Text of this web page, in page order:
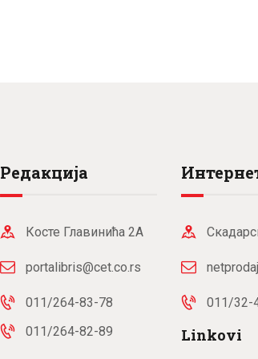
Редакција
Косте Главинића 2А
portalibris@cet.co.rs
011/264-83-78
011/264-82-89
011/32-
Linkovi